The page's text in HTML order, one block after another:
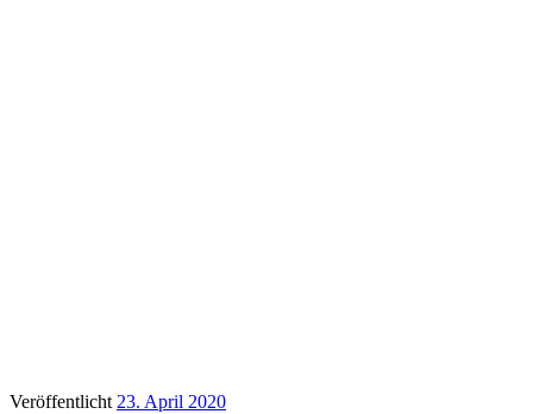
Veröffentlicht23. April 2020